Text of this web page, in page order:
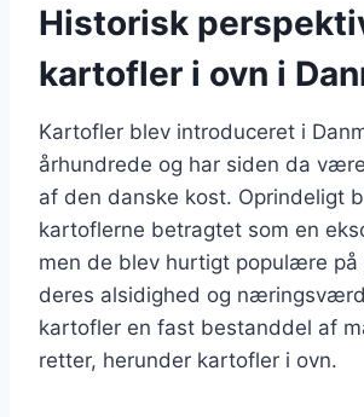
Historisk
kartofler i ovn i
Kartofler blev introduceret i
århundrede og har siden da
af den danske kost. Oprindeligt
kartoflerne betragtet som en
men de blev hurtigt populære på
deres alsidighed og
kartofler en fast bestanddel af
retter, herunder kartofler i ovn.